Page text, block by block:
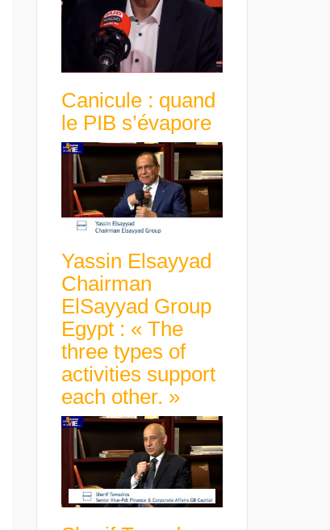
Canicule : quand
le PIB s’évapore
Yassin Elsayyad
Chairman
ElSayyad Group
Egypt : « The
three types of
activities support
each other. »